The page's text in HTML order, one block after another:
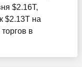
$2.16T,
$2.13T на
в